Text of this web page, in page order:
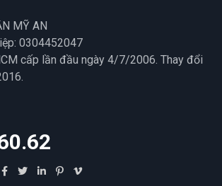
MỸ AN
0304452047
cấp lần đầu ngày 4/7/2006. Thay đổi